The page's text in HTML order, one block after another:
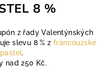
8 %
z řady Valentýnských
slevu 8 % z francouzské
.
nad 250 Kč.